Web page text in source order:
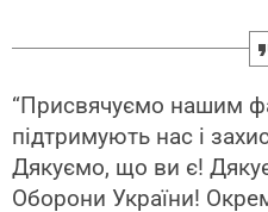
“Присвячуємо нашим
підтримують нас і
Дякуємо, що ви є!
Оборони України!